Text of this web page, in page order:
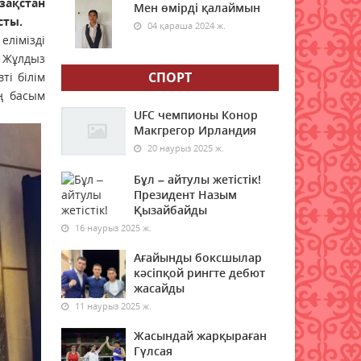
Жұлдыз
білім
басым
1 қыркүйектен бастап
Қазақстанға көлік әкелу
талаптары қатаңдайды
07 тамыз 2026 ж. 66
Дәрігер анемияның
жасырын белгілерін атады
07 тамыз 2026 ж. 70
Мемлекеттік білім гранты
иегерлерінің тізімі жария
Қазақстанда 589 дәрілік
препараттың бағасы
төмендеді
07 тамыз 2026 ж. 70
Мен өмірді қалаймын
04 қараша 2024 ж.
СПОРТ
UFC чемпионы Конор
Макгрегор Ирландия
20 наурыз 2025 ж.
Бұл – айтулы жетістік!
Президент Назым
Қызайбайды
16 наурыз 2025 ж.
Ағайынды боксшылар
кәсіпқой рингте дебют
жасайды
11 наурыз 2025 ж.
Жасындай жарқыраған
Гүлсая